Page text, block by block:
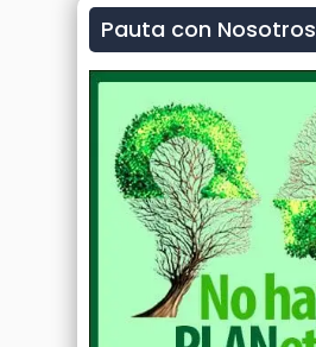
Pauta con Nosotros